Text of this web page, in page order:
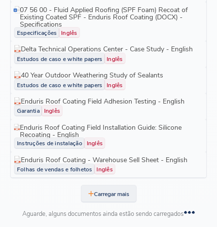
07 56 00 - Fluid Applied Roofing (SPF Foam) Recoat of
Existing Coated SPF - Enduris Roof Coating (DOCX) -
Specifications
Especificações Inglês
Delta Technical Operations Center - Case Study - English
Estudos de caso e white papers Inglês
40 Year Outdoor Weathering Study of Sealants
Estudos de caso e white papers Inglês
Enduris Roof Coating Field Adhesion Testing - English
Garantia Inglês
Enduris Roof Coating Field Installation Guide: Silicone
Recoating - English
Instruções de instalação Inglês
Enduris Roof Coating - Warehouse Sell Sheet - English
Folhas de vendas e folhetos Inglês
Carregar mais
Aguarde, alguns documentos ainda estão sendo carregados